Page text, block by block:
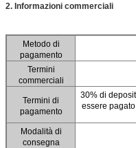
2. Informazioni commerciali
Metodo di
pagamento
Termini
commerciali
Termini di
pagamento
30% di
essere
Modalità di
consegna